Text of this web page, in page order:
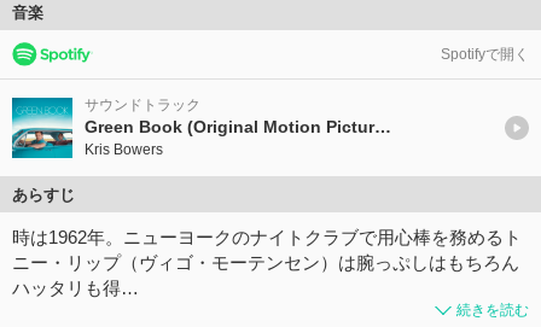
音楽
Spotifyで開く
サウンドトラック
Green Book (Original Motion Picture Soundtrack)
Kris Bowers
あらすじ
時は1962年。ニューヨークのナイトクラブで用心棒を務めるト
ニー・リップ（ヴィゴ・モーテンセン）は腕っぷしはもちろん
ハッタリも得…
続きを読む